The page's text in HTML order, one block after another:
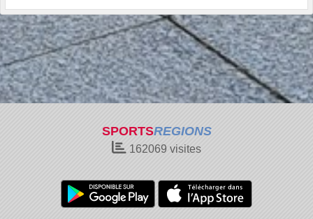
SPORTSREGIONS
162069 visites